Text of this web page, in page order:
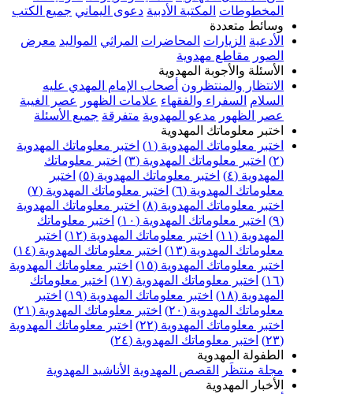
المكتبة الأدبية دعوى اليماني جميع الكتب
وسائط متعددة
الزيارات المحاضرات المراثي المواليد
معرض
مقاطع مهدوية
الأسئلة والأجوبة المهدوية
الانتظار والمنتظرون
أصحاب الإمام المهدي عليه
السفراء والفقهاء علامات الظهور عصر الغيبة
مدعو المهدوية متفرقة جميع الأسئلة
اختبر معلوماتك المهدوية
اختبر معلوماتك المهدوية (١)
اختبر معلوماتك المهدوية
اختبر معلوماتك المهدوية (٣)
اختبر معلوماتك
اختبر معلوماتك المهدوية (٥)
اختبر
معلوماتك المهدوية (٦)
اختبر معلوماتك المهدوية (٧)
اختبر معلوماتك المهدوية (٨)
اختبر معلوماتك المهدوية
اختبر معلوماتك المهدوية (١٠)
اختبر معلوماتك
اختبر معلوماتك المهدوية (١٢)
اختبر
معلوماتك المهدوية (١٣)
اختبر معلوماتك المهدوية (١٤)
اختبر معلوماتك المهدوية (١٥)
اختبر معلوماتك المهدوية
اختبر معلوماتك المهدوية (١٧)
اختبر معلوماتك
اختبر معلوماتك المهدوية (١٩)
اختبر
معلوماتك المهدوية (٢٠)
اختبر معلوماتك المهدوية (٢١)
اختبر معلوماتك المهدوية (٢٢)
اختبر معلوماتك المهدوية
اختبر معلوماتك المهدوية (٢٤)
الطفولة المهدوية
مجلة منتظَر
القصص المهدوية الأناشيد المهدوية
الأخبار المهدوية